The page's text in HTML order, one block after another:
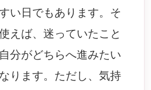
い日でもあります。そ
えば、迷っていたこと
分がどちらへ進みたい
ります。ただし、気持